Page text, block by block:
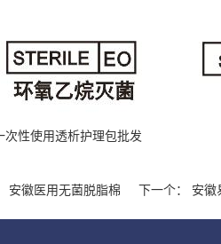
性使用透析护理包批发
安徽医用无菌脱脂棉 下一个： 安徽